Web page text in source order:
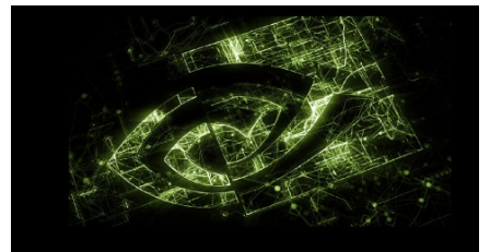
運動賽事策略、自動駕駛車及腦瘤診斷間有著什麼相似性？